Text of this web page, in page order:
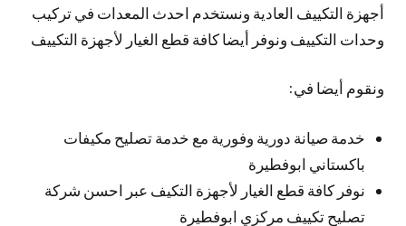
أجهزة التكييف العادية ونستخدم احدث المعدات في تركيب
وحدات التكييف ونوفر أيضا كافة قطع الغيار لأجهزة التكييف
ونقوم أيضا في:
خدمة صيانة دورية وفورية مع خدمة تصليح مكيفات
باكستاني ابوفطيرة
نوفر كافة قطع الغيار لأجهزة التكيف عبر احسن شركة
تصليح تكييف مركزي ابوفطيرة